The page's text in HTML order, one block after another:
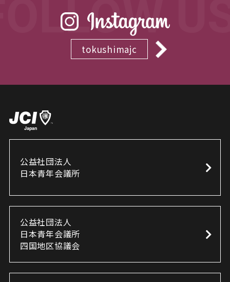
tokushimajc
公益社団法人
日本青年会議所
公益社団法人
日本青年会議所
四国地区協議会